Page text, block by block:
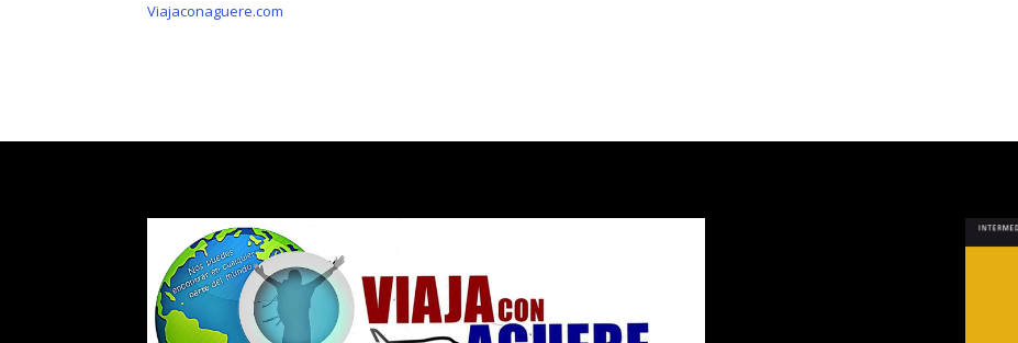
Viajaconaguere.com